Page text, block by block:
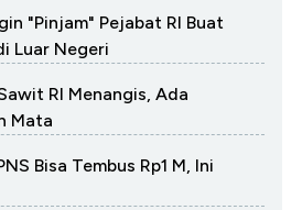
"Pinjam" Pejabat RI Buat
Luar Negeri
RI Menangis, Ada
Mata
Bisa Tembus Rp1 M, Ini